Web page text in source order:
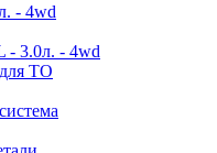
- 4wd
- 3.0л. - 4wd
ТО